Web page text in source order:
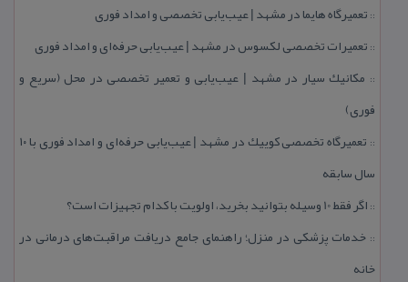
:: تعمیرگاه هایما در مشهد | عیب‌یابی تخصصی و امداد فوری
:: تعمیرات تخصصی لكسوس در مشهد | عیب‌یابی حرفه‌ای و امداد فوری
:: مكانیك سیار در مشهد | عیب‌یابی و تعمیر تخصصی در محل (سریع و
فوری)
::
تعمیرگاه تخصصی كوییك در مشهد | عیب‌یابی حرفه‌ای و امداد فوری با ۱۰
سال سابقه
:: اگر فقط 10 وسیله بتوانید بخرید، اولویت با كدام تجهیزات است؟
:: خدمات پزشكی در منزل؛ راهنمای جامع دریافت مراقبت‌های درمانی در
خانه